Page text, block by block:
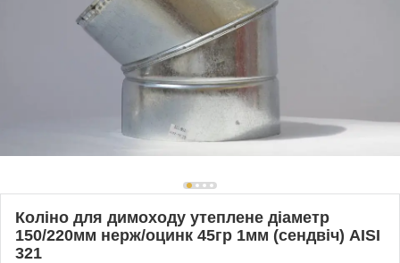
Коліно для димоходу утеплене діаметр
150/220мм нерж/оцинк 45гр 1мм (сендвіч) AISI
321